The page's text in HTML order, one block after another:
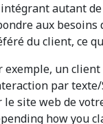
intégrant autant
aux
du client, ce
exemple, un
par texte/
le site web de
how you